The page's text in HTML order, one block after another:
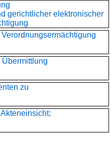
gerichtlicher elektronischer
zu